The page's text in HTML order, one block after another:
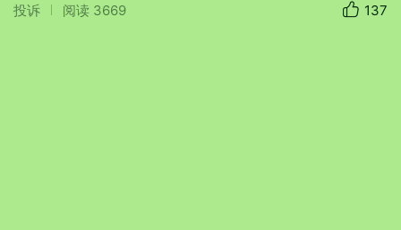
【七律——格高】
投诉 阅读 3669 137